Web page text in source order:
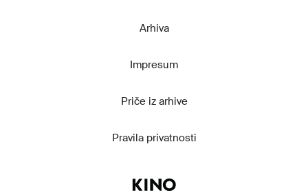
Arhiva
Impresum
Priče iz arhive
Pravila privatnosti